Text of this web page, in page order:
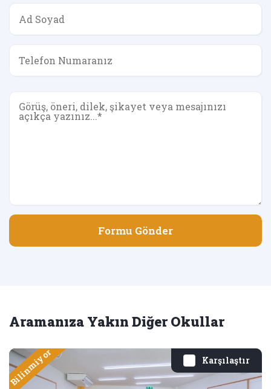
Formu Gönder
Aramanıza Yakın Diğer Okullar
Karşılaştır
Bilinmiyor